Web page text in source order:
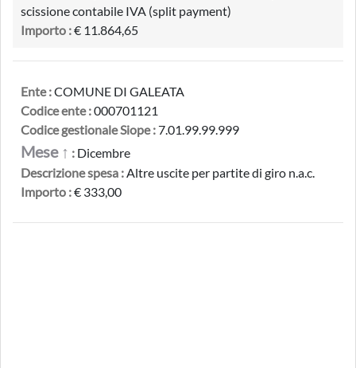
scissione contabile IVA (split payment)
Importo :€ 11.864,65
Ente :COMUNE DI GALEATA
Codice ente :000701121
Codice gestionale Siope :7.01.99.99.999
Mese ↑ : Dicembre
Descrizione spesa :Altre uscite per partite di giro n.a.c.
Importo :€ 333,00